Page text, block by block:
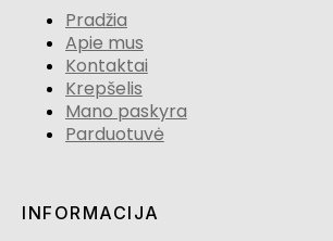
Pradžia
Apie mus
Kontaktai
Krepšelis
Mano paskyra
Parduotuvė
INFORMACIJA